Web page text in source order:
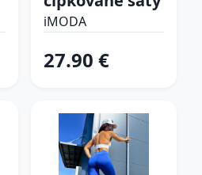
iMODA
27.90 €